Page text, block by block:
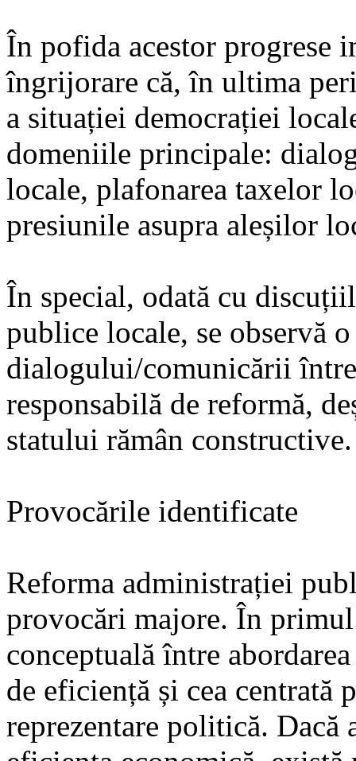
În pofida acestor progrese
îngrijorare că, în ultima
a situației democrației
domeniile principale:
locale, plafonarea taxelor
presiunile asupra aleșilor
În special, odată cu
publice locale, se observă
dialogului/comunicării
responsabilă de reformă,
statului rămân constructive.
Provocările identificate
Reforma administrației
provocări majore. În
conceptuală între
de eficiență și cea centrată
reprezentare politică. Dacă